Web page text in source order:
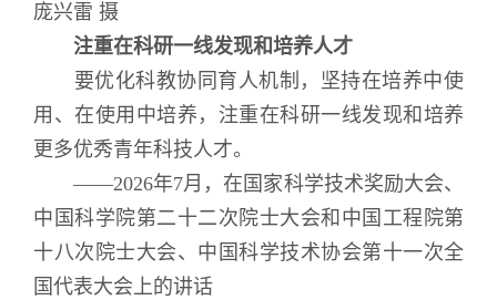
庞兴雷 摄
注重在科研一线发现和培养人才
要优化科教协同育人机制，坚持在培养中使
用、在使用中培养，注重在科研一线发现和培养
更多优秀青年科技人才。
——2026年7月，在国家科学技术奖励大会、
中国科学院第二十二次院士大会和中国工程院第
十八次院士大会、中国科学技术协会第十一次全
国代表大会上的讲话